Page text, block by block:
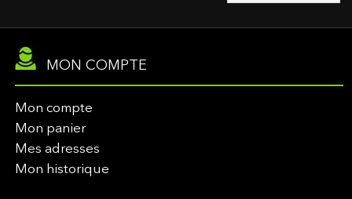
MON COMPTE
Mon compte
Mon panier
Mes adresses
Mon historique